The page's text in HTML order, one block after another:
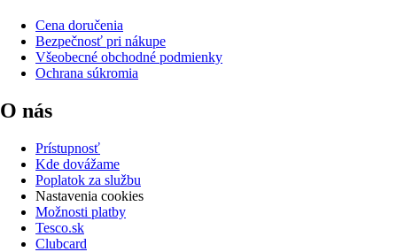
Cena doručenia
Bezpečnosť pri nákupe
Všeobecné obchodné podmienky
Ochrana súkromia
O nás
Prístupnosť
Kde dovážame
Poplatok za službu
Nastavenia cookies
Možnosti platby
Tesco.sk
Clubcard